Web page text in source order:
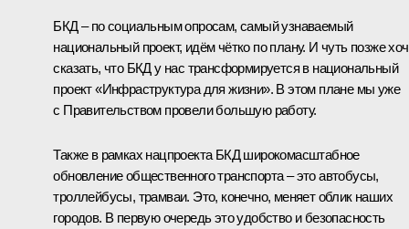
БКД – по социальным опросам, самый узнаваемый
национальный проект, идём чётко по плану. И чуть позже
сказать, что БКД у нас трансформируется в национальный
проект «Инфраструктура для жизни». В этом плане мы уже
с Правительством провели большую работу.
Также в рамках нацпроекта БКД широкомасштабное
обновление общественного транспорта – это автобусы,
троллейбусы, трамваи. Это, конечно, меняет облик наших
городов. В первую очередь это удобство и безопасность